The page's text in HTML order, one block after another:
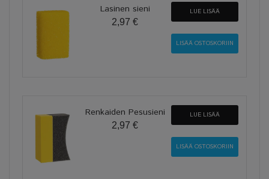
Lasinen sieni
2,97 €
LUE LISÄÄ
Renkaiden Pesusieni
2,97 €
LUE LISÄÄ